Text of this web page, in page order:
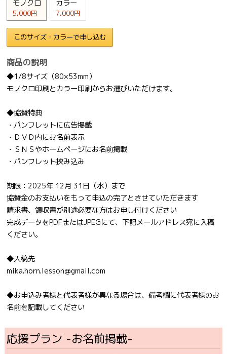
モノクロ
5,000円
カラー
7,000円
このサイズ・カラーで申し込む
商品の説明
◆1/8サイズ（80×53mm）
モノクロ印刷とカラー印刷からお選びいただけます。
◆協賛特典
・パンフレットに広告掲載
・ＤＶＤ内にお名前表示
・ＳＮＳやホームページにお名前掲載
・パンフレット挟み込み
期限：2025年 12月 31日（水）まで
協賛金のお支払いをもって申込の完了とさせていただきます
請求書、領収書が別途必要な方はお申し付けください
完成データをPDFまたはJPEGにて、下記メールアドレス宛に入稿
ください。
◆入稿先
mika.horn.lesson@gmail.com
◆お申込み者様と代表者様が異なる場合は、備考欄に代表者様のお
名前を記載してください
応援プラン -お名前掲載-